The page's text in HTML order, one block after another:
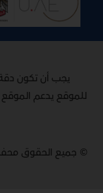
يجب أن تكون دقة الشاشة 1024 × 764
© جميع الحقوق